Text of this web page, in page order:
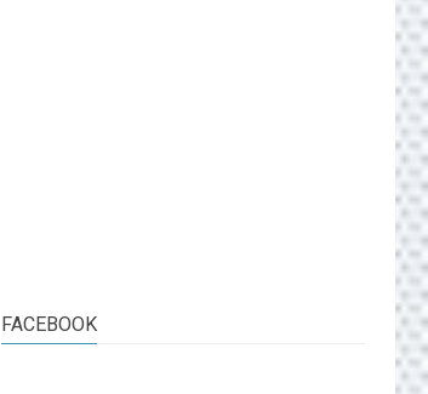
FACEBOOK